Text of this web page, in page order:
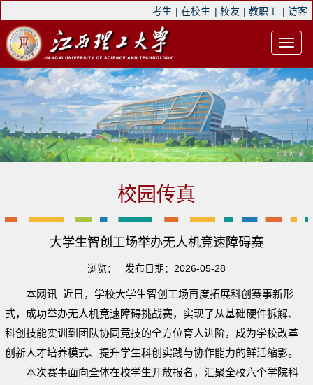
考生 | 在校生 | 校友 | 教职工 | 访客
校园传真
大学生智创工场举办无人机竞速障碍赛
浏览： 发布日期：2026-05-28
本网讯 近日， 学校大学生智创工场再度拓展科创赛事新形
式，成功举办无人机竞速障碍挑战赛，实现了从基础硬件拆解、
科创技能实训到团队协同竞技的全方位育人进阶，成为学校改革
创新人才培养模式、提升学生科创实践与协作能力的鲜活缩影。
本次赛事面向全体在校学生开放报名，汇聚全校六个学院科